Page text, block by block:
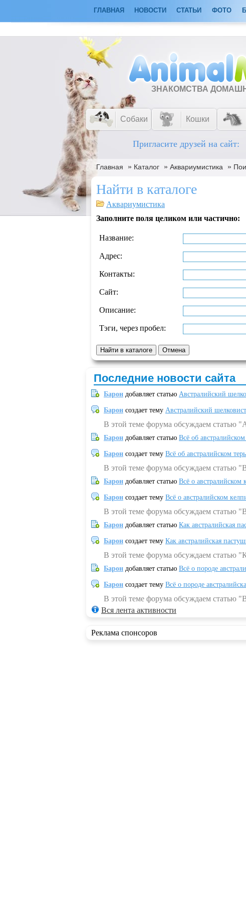
ГЛАВНАЯ НОВОСТИ СТАТЬИ ФОТО
ЗНАКОМСТВА
Собаки Кошки
Пригласите друзей на сайт:
Главная » Каталог » Аквариумистика »
Найти в каталоге
Аквариумистика
Заполните поля целиком или частично:
Название:
Адрес:
Контакты:
Сайт:
Описание:
Тэги, через пробел:
Последние новости сайта
Барон добавляет статью Австралийский
Барон создает тему Австралийский
В этой теме форума обсуждаем статью
Барон добавляет статью Всё об австралийском
Барон создает тему Всё об австралийском
В этой теме форума обсуждаем статью
Барон добавляет статью Всё о австралийском
Барон создает тему Всё о австралийском
В этой теме форума обсуждаем статью
Барон добавляет статью Как австралийская
Барон создает тему Как австралийская
В этой теме форума обсуждаем статью
Барон добавляет статью Всё о породе
Барон создает тему Всё о породе
В этой теме форума обсуждаем статью
Вся лента активности
Реклама спонсоров